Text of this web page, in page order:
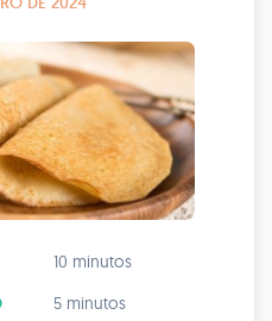
10 minutos
5 minutos